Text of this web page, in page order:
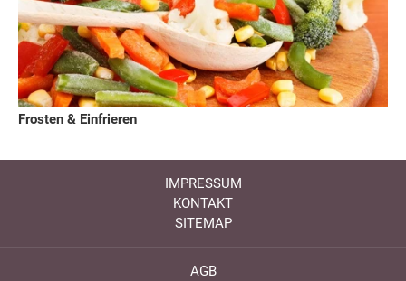
Frosten & Einfrieren
IMPRESSUM
KONTAKT
SITEMAP
AGB